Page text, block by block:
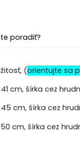
poradiť?
(orientujte sa
cm, šírka cez
cm, šírka cez
cm, šírka cez